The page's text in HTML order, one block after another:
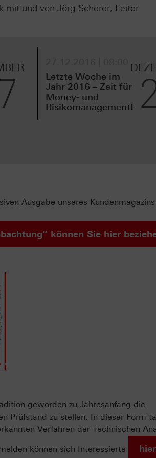
mit und von Jörg Scherer, Leiter
Letzte Woche im
Jahr 2016 – Zeit für
Money- und
Risikomanagement!
Ausgabe unseres Kundenmagazins
können Sie hier
geworden zu Jahresanfang die
Prüfstand zu stellen. In dieser Form
Verfahren der Technischen
können sich Interessierte hier